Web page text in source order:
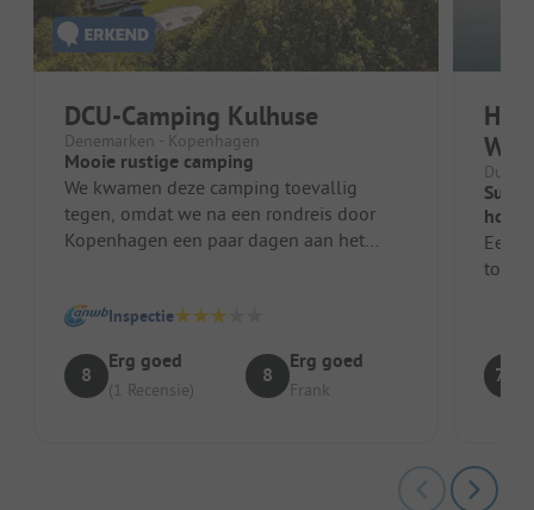
DCU-Camping Kulhuse
Denemarken - Kopenhagen
Mooie rustige camping
We kwamen deze camping toevallig
tegen, omdat we na een rondreis door
Kopenhagen een paar dagen aan het
Inspectie
8
Erg goed
(1 Recensie)
8
Erg goed
Frank
Super plek
Een
7.9